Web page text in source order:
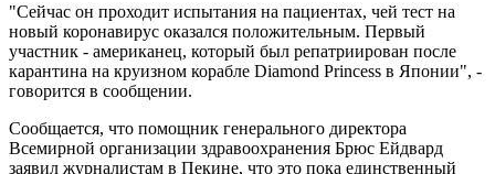
"Сейчас он проходит испытания на пациентах, чей тест на
новый коронавирус оказался положительным. Первый
участник - американец, который был репатриирован после
карантина на круизном корабле Diamond Princess в Японии", -
говорится в сообщении.
Сообщается, что помощник генерального директора
Всемирной организации здравоохранения Брюс Ейдвард
заявил журналистам в Пекине, что это пока единственный